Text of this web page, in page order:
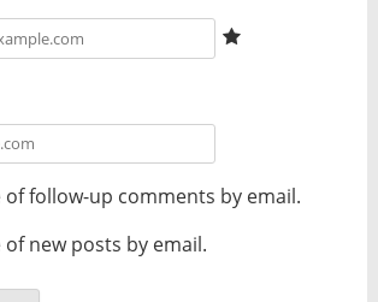
of follow-up comments by email.
new posts by email.